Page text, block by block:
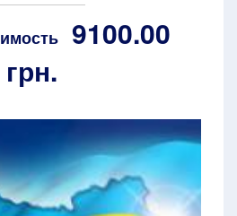
9100.00
грн.